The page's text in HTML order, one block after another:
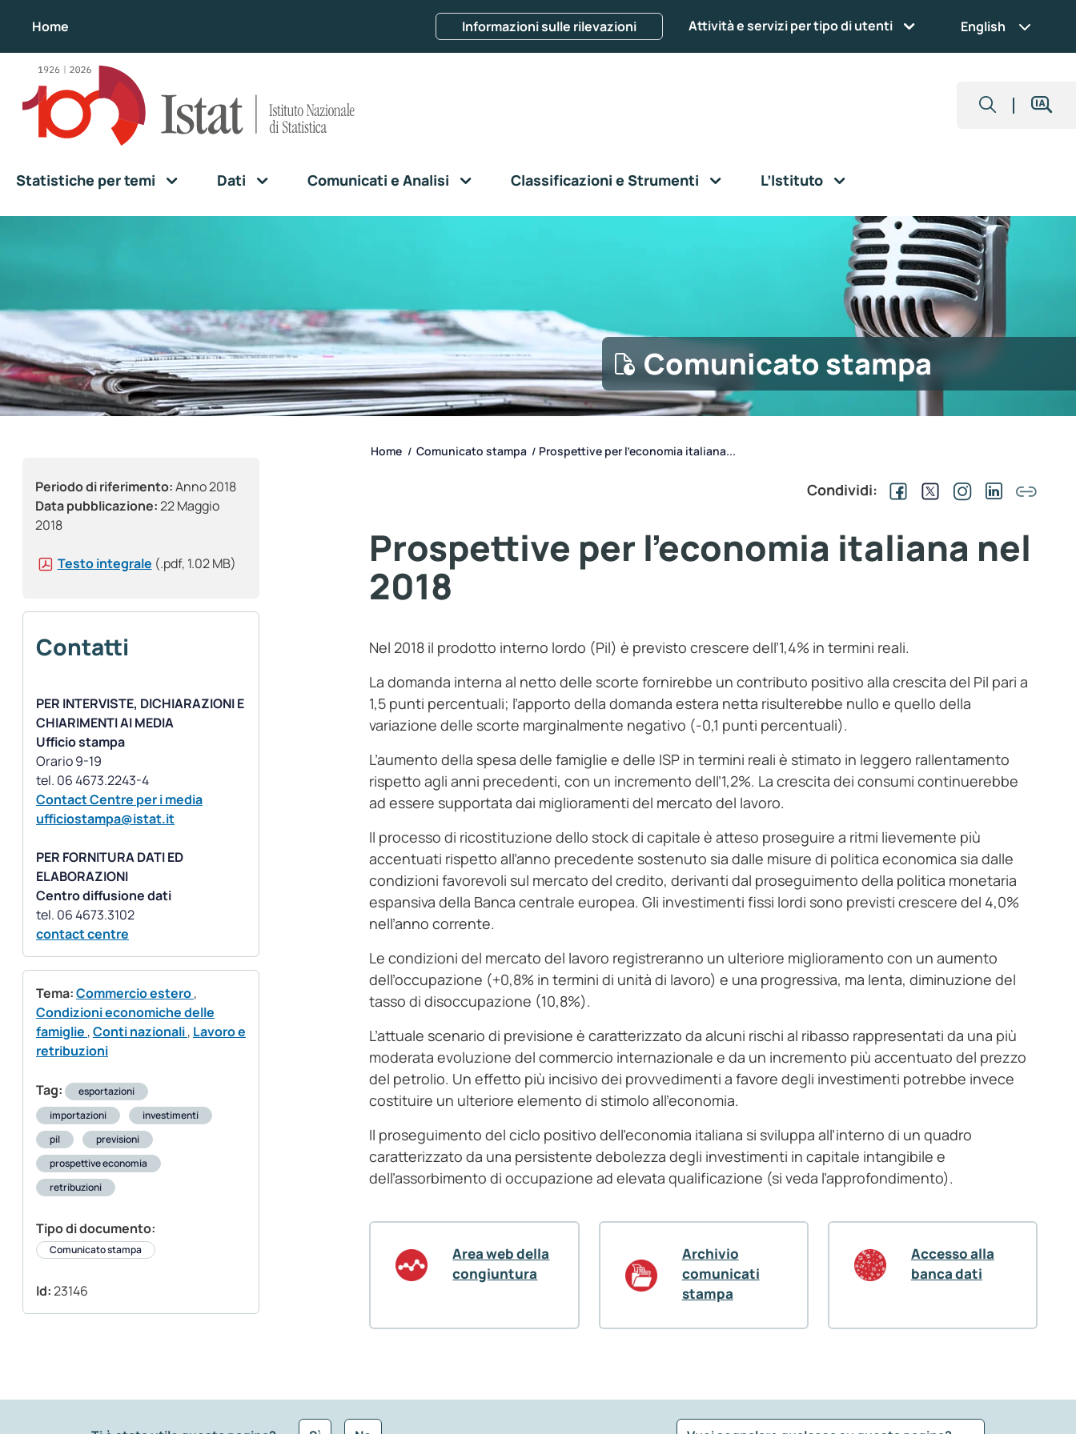
Home Informazioni sulle rilevazioni Attività e servizi per tipo di utenti English
Statistiche per temi Dati Comunicati e Analisi Classificazioni e Strumenti L’Istituto
Comunicato stampa
Periodo di riferimento:Anno 2018
Data pubblicazione:22 Maggio
2018
Testo integrale (.pdf, 1.02 MB)
Contatti
PER INTERVISTE, DICHIARAZIONI E
CHIARIMENTI AI MEDIA
Ufficio stampa
Orario 9-19
Contact Centre per i media
ufficiostampa@istat.it
PER FORNITURA DATI ED
ELABORAZIONI
Centro diffusione dati
contact centre
Tema:Commercio estero,
Condizioni economiche delle
famiglie ,Conti nazionali, Lavoro e
retribuzioni
Tag:
esportazioni
importazioni
investimenti
pil
previsioni
prospettive economia
retribuzioni
Tipo di documento:
Comunicato stampa
Id:23146
Home / Comunicato stampa / Prospettive per l’economia italiana...
Condividi:
Prospettive per l’economia italiana nel
2018
Nel 2018 il prodotto interno lordo (Pil) è previsto crescere dell’1,4% in termini reali.
La domanda interna al netto delle scorte fornirebbe un contributo positivo alla crescita del Pil pari a
1,5 punti percentuali; l’apporto della domanda estera netta risulterebbe nullo e quello della
variazione delle scorte marginalmente negativo (-0,1 punti percentuali).
L’aumento della spesa delle famiglie e delle ISP in termini reali è stimato in leggero rallentamento
rispetto agli anni precedenti, con un incremento dell’1,2%. La crescita dei consumi continuerebbe
ad essere supportata dai miglioramenti del mercato del lavoro.
Il processo di ricostituzione dello stock di capitale è atteso proseguire a ritmi lievemente più
accentuati rispetto all’anno precedente sostenuto sia dalle misure di politica economica sia dalle
condizioni favorevoli sul mercato del credito, derivanti dal proseguimento della politica monetaria
espansiva della Banca centrale europea. Gli investimenti fissi lordi sono previsti crescere del 4,0%
nell’anno corrente.
Le condizioni del mercato del lavoro registreranno un ulteriore miglioramento con un aumento
dell’occupazione (+0,8% in termini di unità di lavoro) e una progressiva, ma lenta, diminuzione del
tasso di disoccupazione (10,8%).
L’attuale scenario di previsione è caratterizzato da alcuni rischi al ribasso rappresentati da una più
moderata evoluzione del commercio internazionale e da un incremento più accentuato del prezzo
del petrolio. Un effetto più incisivo dei provvedimenti a favore degli investimenti potrebbe invece
costituire un ulteriore elemento di stimolo all’economia.
Il proseguimento del ciclo positivo dell’economia italiana si sviluppa all’interno di un quadro
caratterizzato da una persistente debolezza degli investimenti in capitale intangibile e
dell’assorbimento di occupazione ad elevata qualificazione (si veda l’approfondimento).
Area web della
congiuntura
Archivio
comunicati
stampa
Accesso alla
banca dati